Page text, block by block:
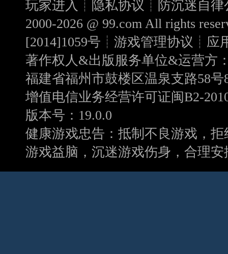
玩家进入┊ 隐私协议 ┊ 防沉迷自律
2000-2026 @ 99.com All rights
[2014]1059号 ┊ 游戏管理协议 ┊ 应
著作权人&出版服务单位&运营方
福建省福州市鼓楼区温泉支路58号
增值电信业务经营许可证闽B2-
版本号：19.0.0
健康游戏忠告：抵制不良游戏，
游戏益脑，沉迷游戏伤身，合理